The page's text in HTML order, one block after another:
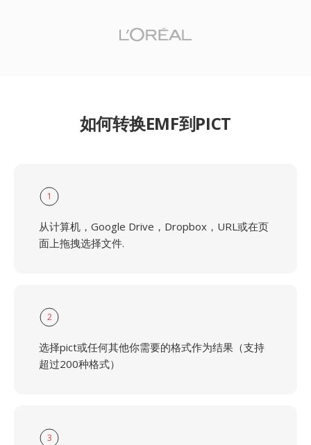
如何转换EMF到PICT
1
从计算机，Google Drive，Dropbox，URL或在页
面上拖拽选择文件.
2
选择pict或任何其他你需要的格式作为结果（支持
超过200种格式）
3